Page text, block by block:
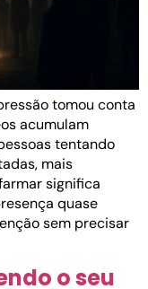
tomou conta
acumulam
tentando
mais
significa
quase
sem precisar
o seu